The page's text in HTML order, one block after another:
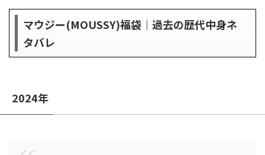
マウジー(MOUSSY)福袋｜過去の歴代中身ネ
タバレ
2024年